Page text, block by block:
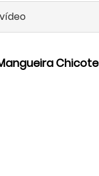
vídeo